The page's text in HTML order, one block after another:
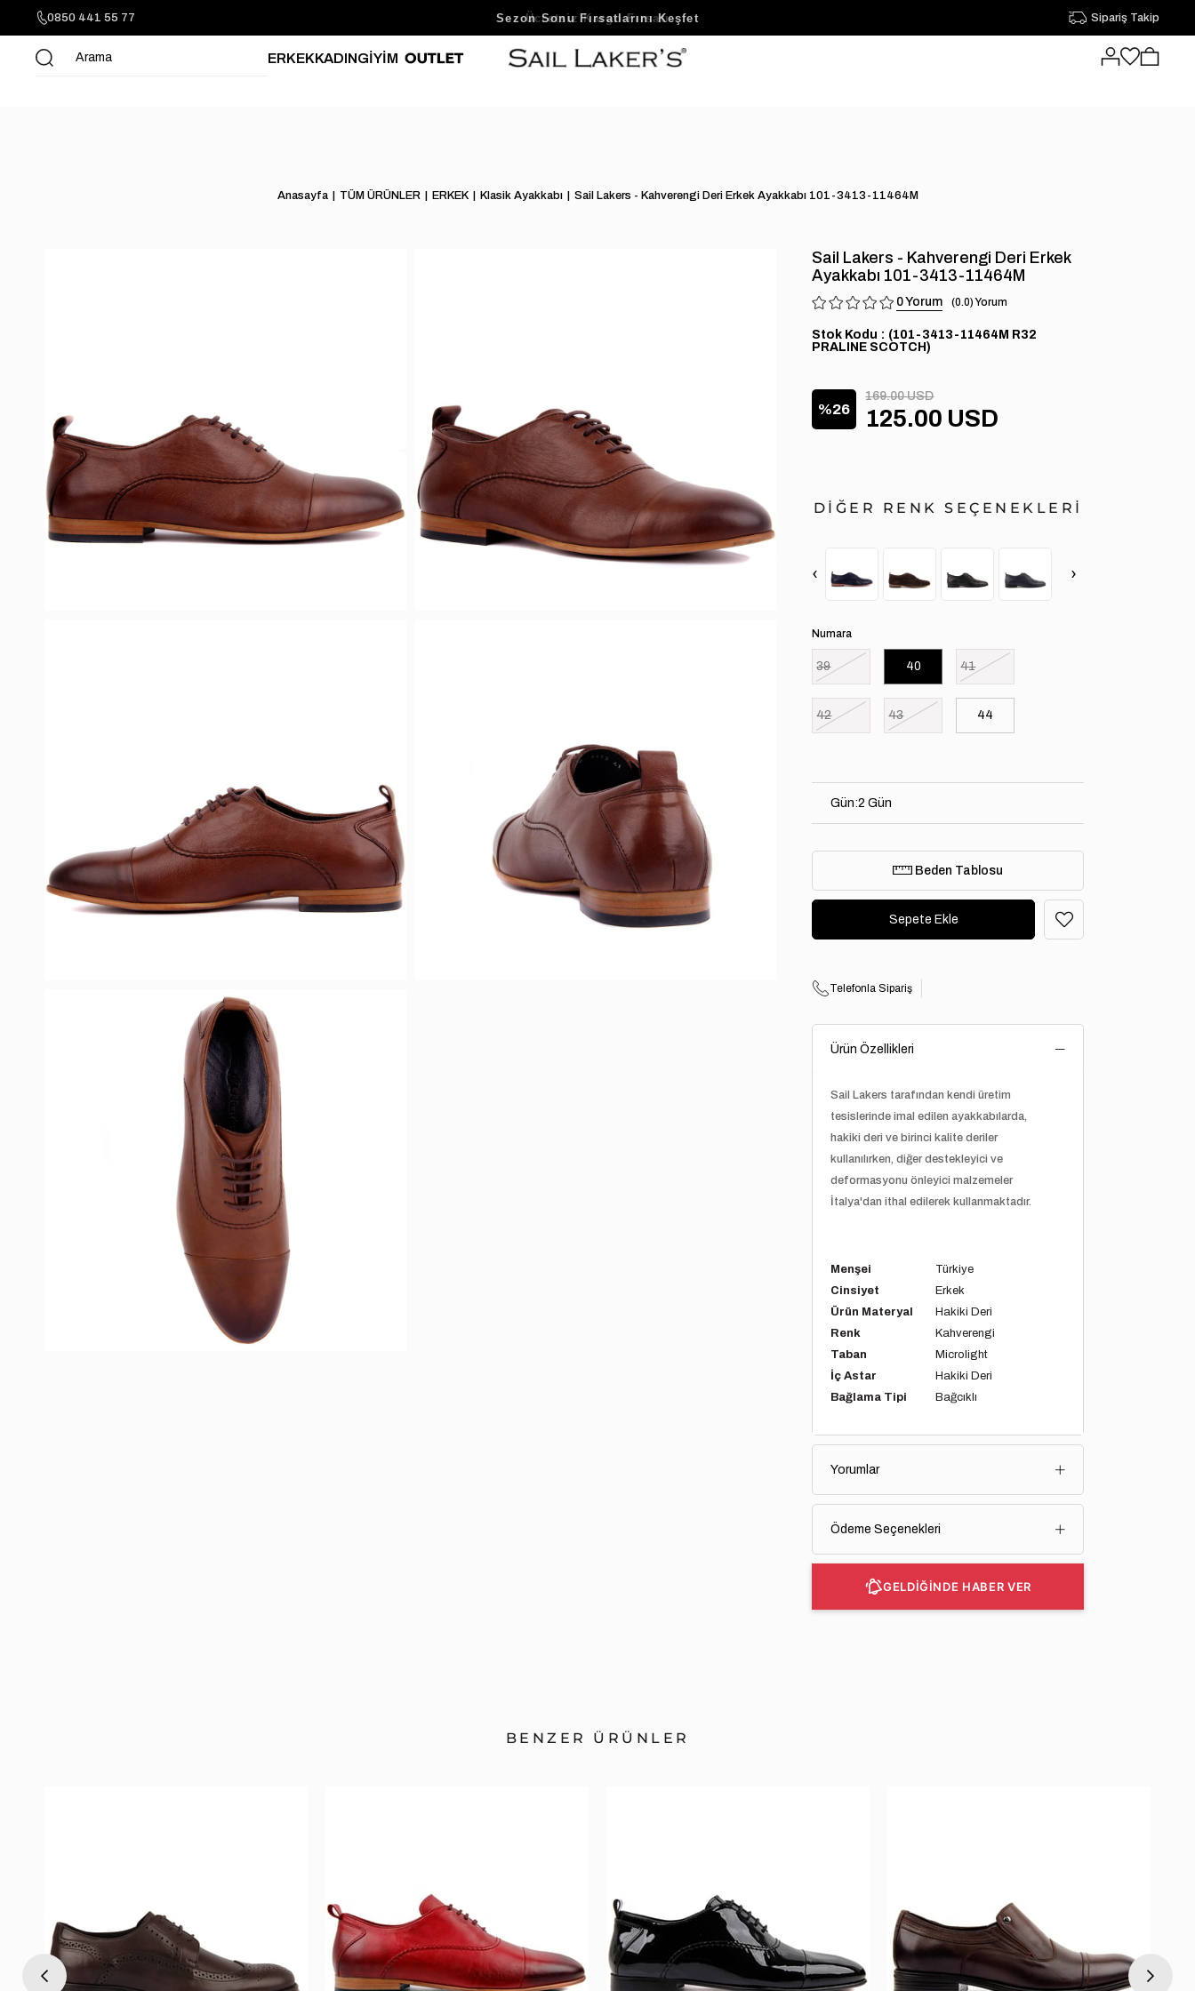
0850 441 55 77 Sezon Sonu Fırsatlarını Keşfet Sipariş Takip
ERKEKKADINGİYİM
Anasayfa TÜM ÜRÜNLER ERKEK Klasik Ayakkabı Sail Lakers - Kahverengi Deri Erkek Ayakkabı 101-3413-11464M
Sail Lakers - Kahverengi Deri Erkek
Ayakkabı 101-3413-11464M
0 0.0
Stok Kodu
(101-3413-11464M R32
PRALINE SCOTCH)
26
169.00 USD
125.00 USD
DİĞER RENK SEÇENEKLERİ
‹ ›
Numara
39 40 41
42 43 44
Gün:2 Gün
Beden Tablosu
Telefonla Sipariş
Ürün Özellikleri
Sail Lakers tarafından kendi üretim
tesislerinde imal edilen ayakkabılarda,
hakiki deri ve birinci kalite deriler
kullanılırken, diğer destekleyici ve
deformasyonu önleyici malzemeler
İtalya'dan ithal edilerek kullanmaktadır.
Menşei
Türkiye
Cinsiyet
Erkek
Ürün Materyal
Hakiki Deri
Renk
Kahverengi
Taban
Microlight
İç Astar
Hakiki Deri
Bağlama Tipi
Bağcıklı
Yorumlar
Ödeme Seçenekleri
GELDİĞİNDE HABER VER
BENZER ÜRÜNLER